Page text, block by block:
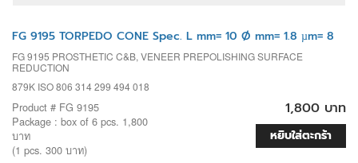
FG 9195 TORPEDO CONE Spec. L mm= 10 Ø mm= 1.8 µm= 8
FG 9195 PROSTHETIC C&B, VENEER PREPOLISHING SURFACE
REDUCTION
879K ISO 806 314 299 494 018
Product # FG 9195
Package : box of 6 pcs. 1,800
บาท
(1 pcs. 300 บาท)
1,800 บาท
หยิบใส่ตะกร้า